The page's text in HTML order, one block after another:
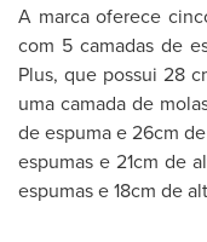
A marca oferece
com 5 camadas de
Plus, que possui 28
uma camada de
de espuma e 26cm
espumas e 21cm de
espumas e 18cm de